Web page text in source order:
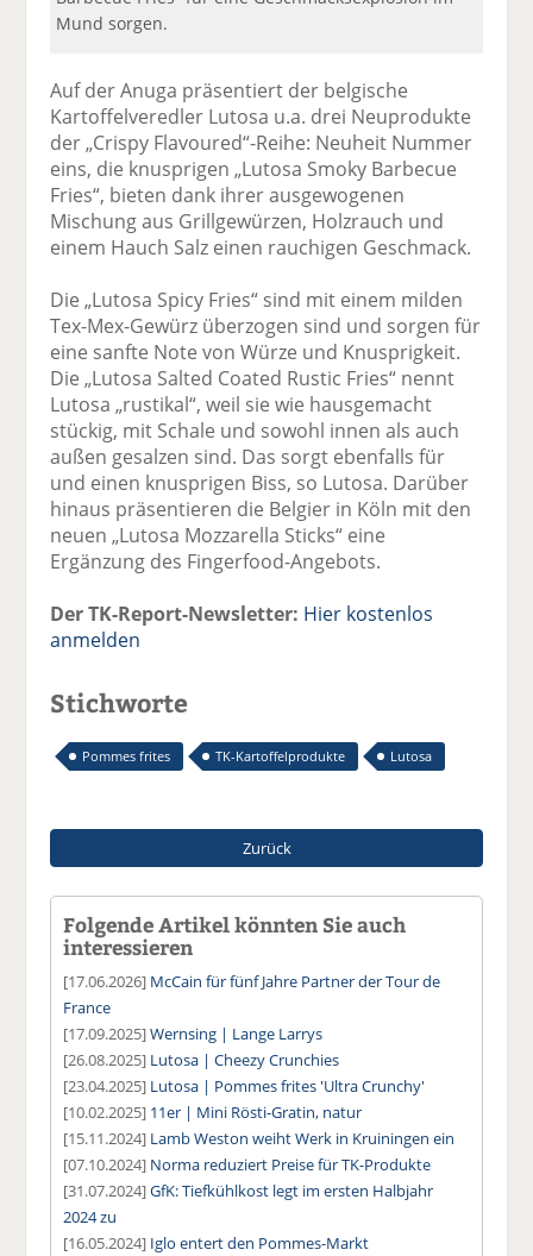
Mund sorgen.
Auf der Anuga präsentiert der belgische
Kartoffelveredler Lutosa u.a. drei Neuprodukte
der „Crispy Flavoured“-Reihe: Neuheit Nummer
eins, die knusprigen „Lutosa Smoky Barbecue
Fries“, bieten dank ihrer ausgewogenen
Mischung aus Grillgewürzen, Holzrauch und
einem Hauch Salz einen rauchigen Geschmack.
Die „Lutosa Spicy Fries“ sind mit einem milden
Tex-Mex-Gewürz überzogen sind und sorgen für
eine sanfte Note von Würze und Knusprigkeit.
Die „Lutosa Salted Coated Rustic Fries“ nennt
Lutosa „rustikal“, weil sie wie hausgemacht
stückig, mit Schale und sowohl innen als auch
außen gesalzen sind. Das sorgt ebenfalls für
und einen knusprigen Biss, so Lutosa. Darüber
hinaus präsentieren die Belgier in Köln mit den
neuen „Lutosa Mozzarella Sticks“ eine
Ergänzung des Fingerfood-Angebots.
Der TK-Report-Newsletter: Hier kostenlos
anmelden
Stichworte
Pommes frites TK-Kartoffelprodukte Lutosa
Zurück
Folgende Artikel könnten Sie auch
interessieren
[17.06.2026] McCain für fünf Jahre Partner der Tour de
France
[17.09.2025]Wernsing | Lange Larrys
[26.08.2025] Lutosa | Cheezy Crunchies
[23.04.2025] Lutosa | Pommes frites 'Ultra Crunchy'
[10.02.2025] 11er | Mini Rösti-Gratin, natur
[15.11.2024] Lamb Weston weiht Werk in Kruiningen ein
[07.10.2024] Norma reduziert Preise für TK-Produkte
[31.07.2024]GfK: Tiefkühlkost legt im ersten Halbjahr
2024 zu
[16.05.2024] Iglo entert den Pommes-Markt